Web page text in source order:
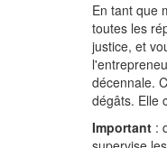
En tant que
toutes les
justice, et
décennale.
dégâts. Elle
Important :